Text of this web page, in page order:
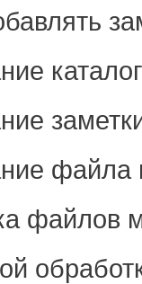
файла
файлов